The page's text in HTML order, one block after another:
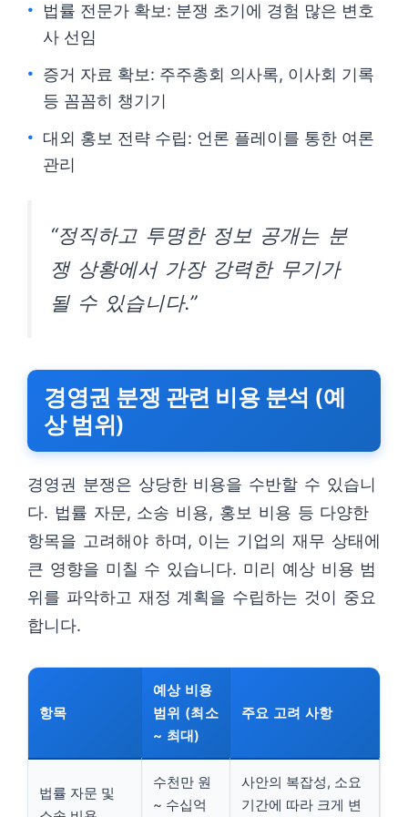
법률 전문가 확보: 분쟁 초기에 경험 많은 변호
사 선임
증거 자료 확보: 주주총회 의사록, 이사회 기록
등 꼼꼼히 챙기기
대외 홍보 전략 수립: 언론 플레이를 통한 여론
관리
“정직하고 투명한 정보 공개는 분
쟁 상황에서 가장 강력한 무기가
될 수 있습니다.”
경영권 분쟁 관련 비용 분석 (예
상 범위)
경영권 분쟁은 상당한 비용을 수반할 수 있습니
다. 법률 자문, 소송 비용, 홍보 비용 등 다양한
항목을 고려해야 하며, 이는 기업의 재무 상태에
큰 영향을 미칠 수 있습니다. 미리 예상 비용 범
위를 파악하고 재정 계획을 수립하는 것이 중요
합니다.
항목
예상 비용
범위 (최소
~ 최대)
주요 고려 사항
법률 자문 및
수천만 원
~ 수십억
사안의 복잡성, 소요
기간에 따라 크게 변